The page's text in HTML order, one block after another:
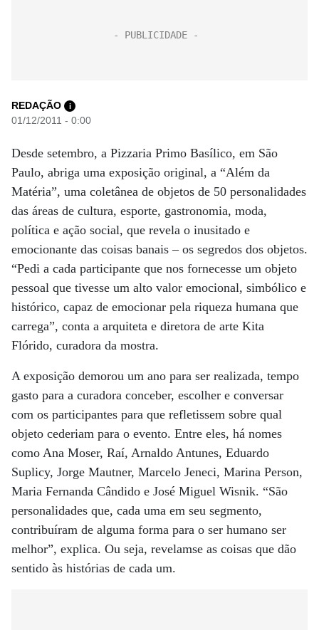
REDAÇÃO i
01/12/2011 - 0:00
Desde setembro, a Pizzaria Primo Basílico, em São
Paulo, abriga uma exposição original, a “Além da
Matéria”, uma coletânea de objetos de 50 personalidades
das áreas de cultura, esporte, gastronomia, moda,
política e ação social, que revela o inusitado e
emocionante das coisas banais – os segredos dos objetos.
“Pedi a cada participante que nos fornecesse um objeto
pessoal que tivesse um alto valor emocional, simbólico e
histórico, capaz de emocionar pela riqueza humana que
carrega”, conta a arquiteta e diretora de arte Kita
Flórido, curadora da mostra.
A exposição demorou um ano para ser realizada, tempo
gasto para a curadora conceber, escolher e conversar
com os participantes para que refletissem sobre qual
objeto cederiam para o evento. Entre eles, há nomes
como Ana Moser, Raí, Arnaldo Antunes, Eduardo
Suplicy, Jorge Mautner, Marcelo Jeneci, Marina Person,
Maria Fernanda Cândido e José Miguel Wisnik. “São
personalidades que, cada uma em seu segmento,
contribuíram de alguma forma para o ser humano ser
melhor”, explica. Ou seja, revelamse as coisas que dão
sentido às histórias de cada um.